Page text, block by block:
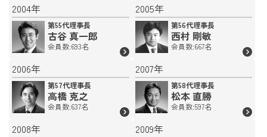
2004年
第55代理事長
古谷 真一郎
会員数:693名
2005年
第56代理事長
西村 剛敏
会員数:667名
2006年
第57代理事長
高橋 克之
会員数:637名
2007年
第58代理事長
松本 直勝
会員数:597名
2008年 2009年